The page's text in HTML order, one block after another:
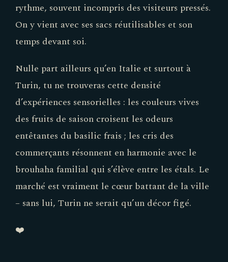
rythme, souvent incompris des visiteurs pressés.
On y vient avec ses sacs réutilisables et son
temps devant soi.
Nulle part ailleurs qu’en Italie et surtout à
Turin, tu ne trouveras cette densité
d’expériences sensorielles : les couleurs vives
des fruits de saison croisent les odeurs
entêtantes du basilic frais ; les cris des
commerçants résonnent en harmonie avec le
brouhaha familial qui s’élève entre les étals. Le
marché est vraiment le cœur battant de la ville
– sans lui, Turin ne serait qu’un décor figé.
❤️